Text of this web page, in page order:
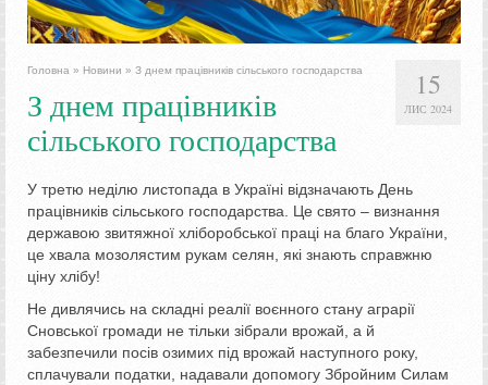
15
ЛИС 2024
Головна » Новини » З днем працівників сільського господарства
З днем працівників
сільського господарства
У третю неділю листопада в Україні відзначають День
працівників сільського господарства. Це свято – визнання
державою звитяжної хліборобської праці на благо України,
це хвала мозолястим рукам селян, які знають справжню
ціну хлібу!
Не дивлячись на складні реалії воєнного стану аграрії
Сновської громади не тільки зібрали врожай, а й
забезпечили посів озимих під врожай наступного року,
сплачували податки, надавали допомогу Збройним Силам